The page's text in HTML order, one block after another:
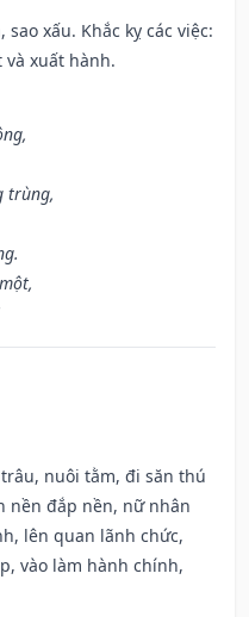
xấu. Khắc kỵ các việc:
xuất hành.
trùng,
nuôi tằm, đi săn thú
nền đắp nền, nữ nhân
lên quan lãnh chức,
vào làm hành chính,